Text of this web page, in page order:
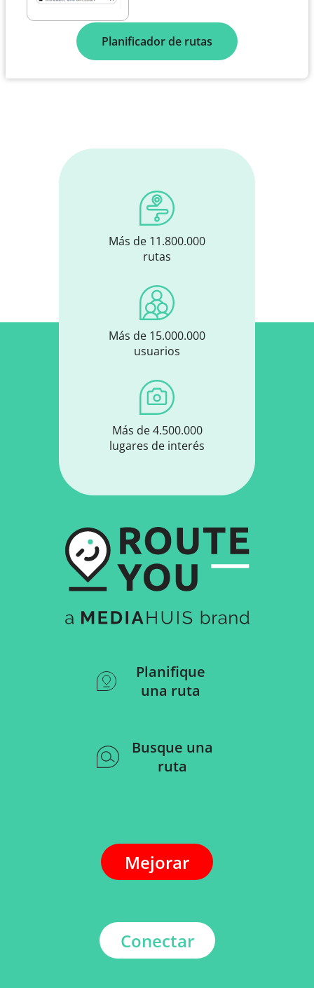
Planificador de rutas
Más de 11.800.000
rutas
Más de 15.000.000
usuarios
Más de 4.500.000
lugares de interés
Planifique
una ruta
Busque una
ruta
Mejorar
Conectar